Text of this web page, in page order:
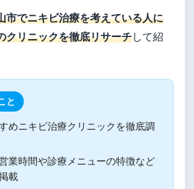
市でニキビ治療を考えている人に
クリニックを徹底リサーチして紹
と
めニキビ治療クリニックを徹底調
業時間や診療メニューの特徴など
載